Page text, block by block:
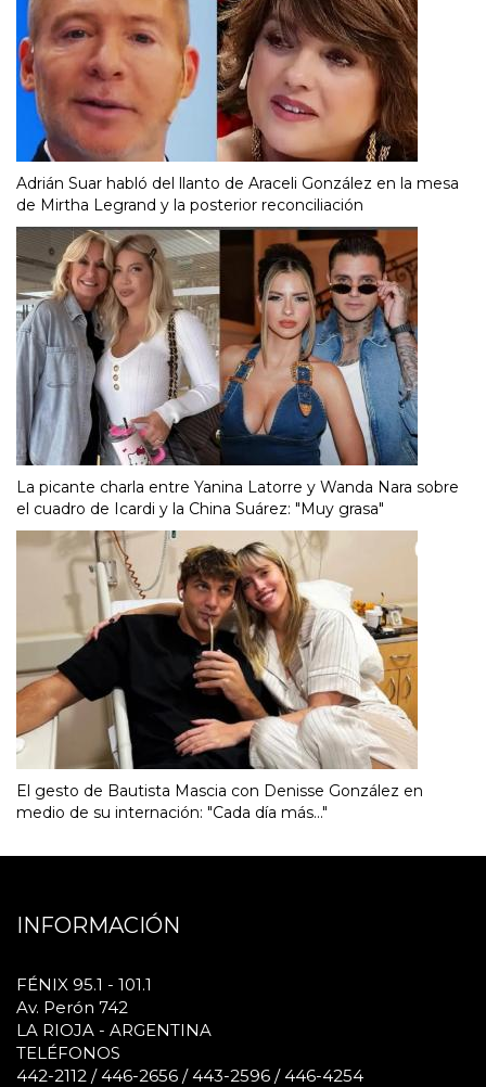
Adrián Suar habló del llanto de Araceli González en la mesa
de Mirtha Legrand y la posterior reconciliación
La picante charla entre Yanina Latorre y Wanda Nara sobre
el cuadro de Icardi y la China Suárez: "Muy grasa"
El gesto de Bautista Mascia con Denisse González en
medio de su internación: "Cada día más..."
INFORMACIÓN
FÉNIX 95.1 - 101.1
Av. Perón 742
LA RIOJA - ARGENTINA
TELÉFONOS
442-2112 / 446-2656 / 443-2596 / 446-4254